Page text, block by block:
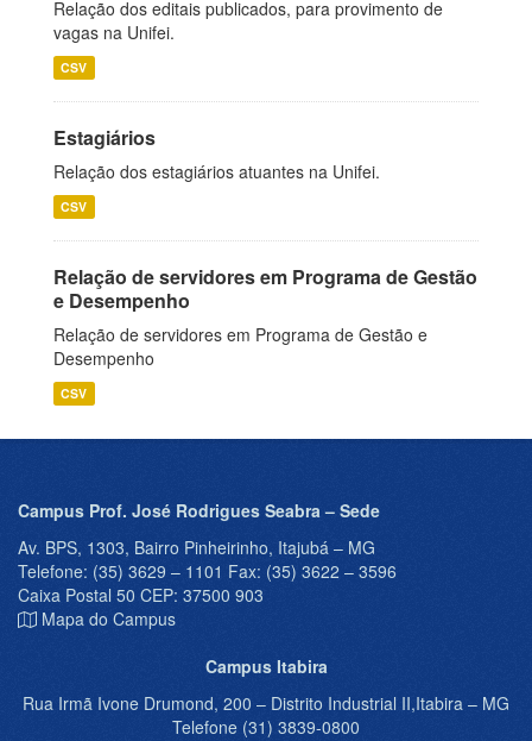
Relação dos editais publicados, para provimento de
vagas na Unifei.
CSV
Estagiários
Relação dos estagiários atuantes na Unifei.
CSV
Relação de servidores em Programa de Gestão
e Desempenho
Relação de servidores em Programa de Gestão e
Desempenho
CSV
Campus Prof. José Rodrigues Seabra – Sede
Av. BPS, 1303, Bairro Pinheirinho, Itajubá – MG
Telefone: (35) 3629 – 1101 Fax: (35) 3622 – 3596
Caixa Postal 50 CEP: 37500 903
Mapa do Campus
Campus Itabira
Rua Irmã Ivone Drumond, 200 – Distrito Industrial II,Itabira – MG
Telefone (31) 3839-0800